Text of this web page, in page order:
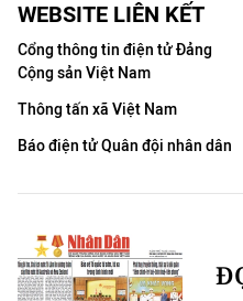
Media Khoa học - Công
Media Môi trường
Ảnh
TIN MỚI
TIN ĐỊA PHƯƠNG
WEBSITE LIÊN KẾT
Cổng thông tin điện tử Đảng
Cộng sản Việt Nam
Thông tấn xã Việt Nam
Báo điện tử Quân đội nhân dân